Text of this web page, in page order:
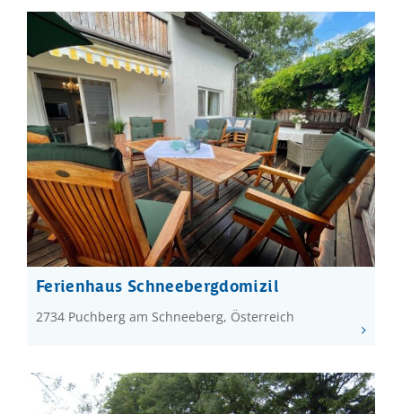
Ferienhaus Schneebergdomizil
2734 Puchberg am Schneeberg, Österreich